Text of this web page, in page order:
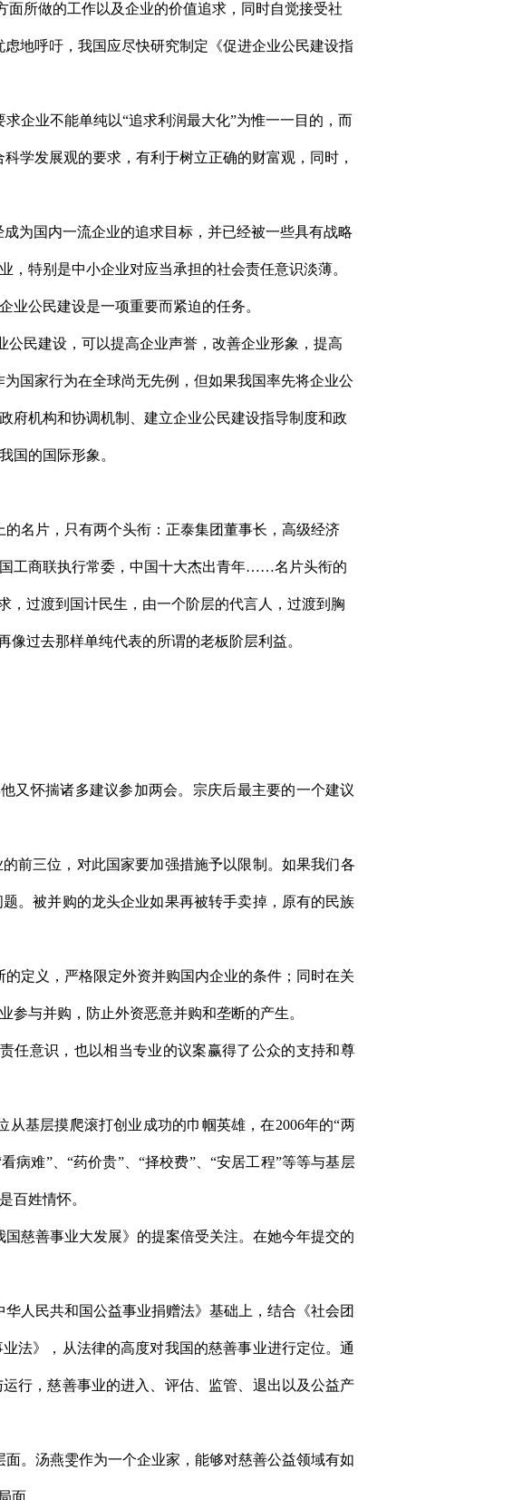
所做的工作以及企业的价值追求，同时自觉接受社
地呼吁，我国应尽快研究制定《促进企业公民建设指
企业不能单纯以“追求利润最大化”为惟一一目的，而
学发展观的要求，有利于树立正确的财富观，同时，
为国内一流企业的追求目标，并已经被一些具有战略
特别是中小企业对应当承担的社会责任意识淡薄。
公民建设是一项重要而紧迫的任务。
民建设，可以提高企业声誉，改善企业形象，提高
国家行为在全球尚无先例，但如果我国率先将企业公
府机构和协调机制、建立企业公民建设指导制度和政
国的国际形象。
名片，只有两个头衔：正泰集团董事长，高级经济
工商联执行常委，中国十大杰出青年……名片头衔的
，过渡到国计民生，由一个阶层的代言人，过渡到胸
过去那样单纯代表的所谓的老板阶层利益。
怀揣诸多建议参加两会。宗庆后最主要的一个建议
前三位，对此国家要加强措施予以限制。如果我们各
。被并购的龙头企业如果再被转手卖掉，原有的民族
定义，严格限定外资并购国内企业的条件；同时在关
与并购，防止外资恶意并购和垄断的产生。
意识，也以相当专业的议案赢得了公众的支持和尊
基层摸爬滚打创业成功的巾帼英雄，在2006年的“两
病难”、“药价贵”、“择校费”、“安居工程”等等与基层
百姓情怀。
慈善事业大发展》的提案倍受关注。在她今年提交的
人民共和国公益事业捐赠法》基础上，结合《社会团
法》，从法律的高度对我国的慈善事业进行定位。通
行，慈善事业的进入、评估、监管、退出以及公益产
。汤燕雯作为一个企业家，能够对慈善公益领域有如
面。